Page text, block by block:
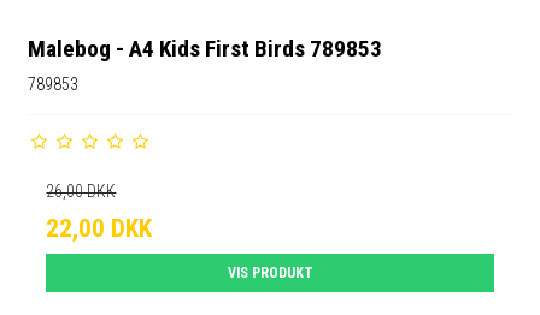
Malebog - A4 Kids First Birds 789853
789853
26,00 DKK
22,00 DKK
VIS PRODUKT